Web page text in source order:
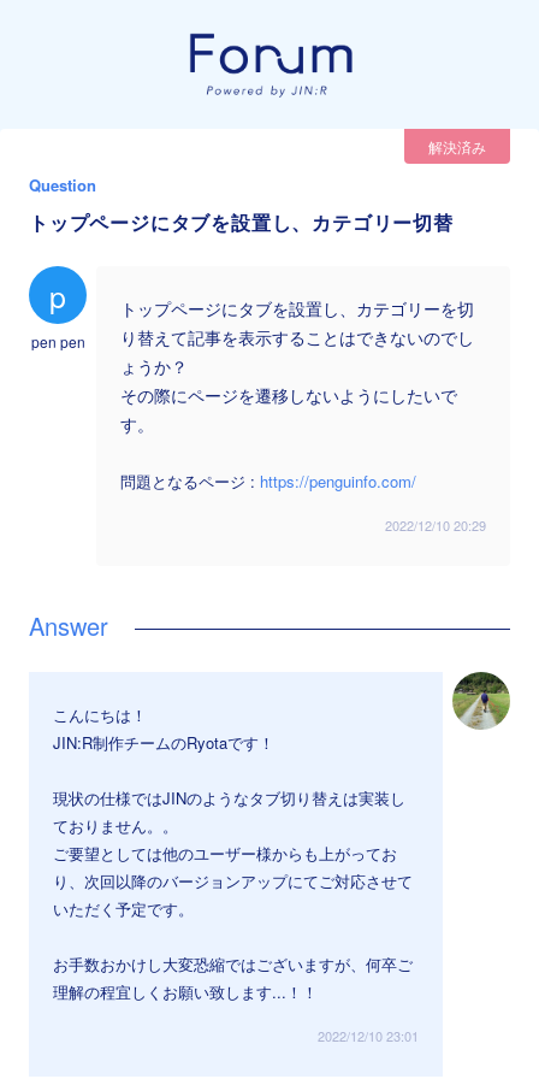
解決済み
Question
トップページにタブを設置し、カテゴリー切替
p
pen pen
トップページにタブを設置し、カテゴリーを切
り替えて記事を表示することはできないのでし
ょうか？
その際にページを遷移しないようにしたいで
す。
問題となるページ : https://penguinfo.com/
2022/12/10 20:29
こんにちは！
JIN:R制作チームのRyotaです！
現状の仕様ではJINのようなタブ切り替えは実装し
ておりません。。
ご要望としては他のユーザー様からも上がってお
り、次回以降のバージョンアップにてご対応させて
いただく予定です。
お手数おかけし大変恐縮ではございますが、何卒ご
理解の程宜しくお願い致します...！！
2022/12/10 23:01